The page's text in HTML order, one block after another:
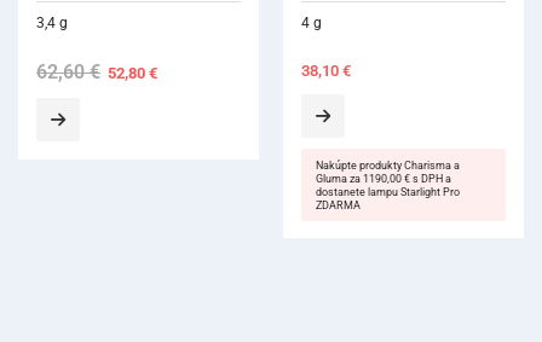
4 g
38,10 €
Nakúpte produkty Charisma a
Gluma za 1190,00 € s DPH a
dostanete lampu Starlight Pro
ZDARMA